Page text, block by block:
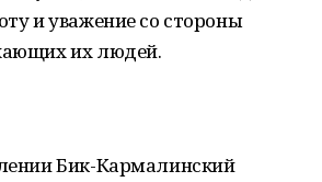
и уважение со стороны
их людей.
Бик-Кармалинский